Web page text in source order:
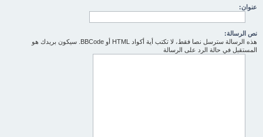
عنوان:
نص الرسالة:
هذه الرسالة سترسل نصا فقط، لا تكتب أية أكواد HTML أو BBCode. سيكون بريدك هو
المستقبل في حالة الرد على الرسالة